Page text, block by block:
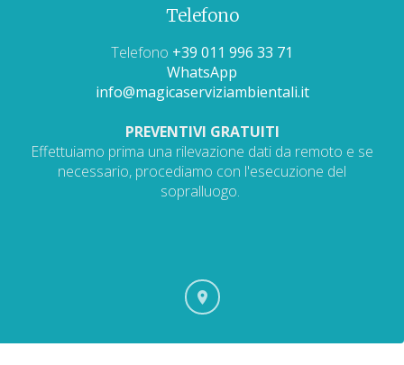
Telefono
Telefono +39 011 996 33 71
WhatsApp
info@magicaserviziambientali.it
PREVENTIVI GRATUITI
Effettuiamo prima una rilevazione dati da remoto e se
necessario, procediamo con l'esecuzione del
sopralluogo.